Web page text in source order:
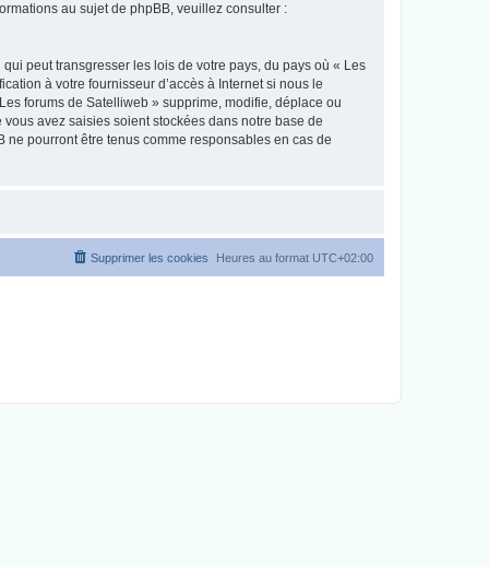
au sujet de phpBB, veuillez consulter :
peut transgresser les lois de votre pays, du pays où « Les
à votre fournisseur d’accès à Internet si nous le
forums de Satelliweb » supprime, modifie, déplace ou
avez saisies soient stockées dans notre base de
pourront être tenus comme responsables en cas de
Heures au format UTC+02:00
Supprimer les cookies